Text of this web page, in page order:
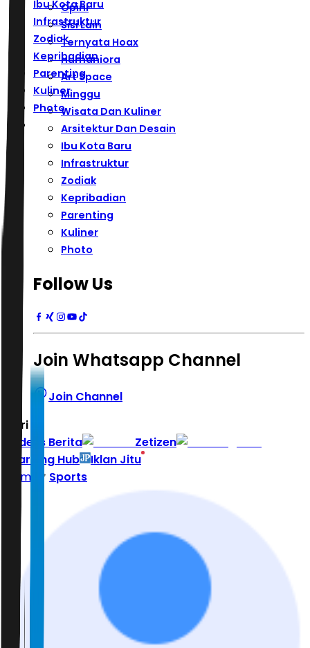
Ibu Kota Baru
Infrastruktur
Zodiak
Kepribadian
Parenting
Kuliner
Photo
Opini
Sisi Lain
Ternyata Hoax
Humaniora
Art Space
Minggu
Wisata Dan Kuliner
Arsitektur Dan Desain
Ibu Kota Baru
Infrastruktur
Zodiak
Kepribadian
Parenting
Kuliner
Photo
Follow Us
Join Whatsapp Channel
Join Channel
Hari ini
Indeks Berita
Zetizen
Learning Hub
Iklan Jitu
Home
Sports